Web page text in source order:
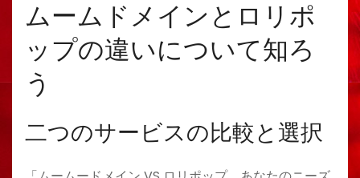
ムームドメインとロリポ
ップの違いについて知ろ
う
二つのサービスの比較と選択